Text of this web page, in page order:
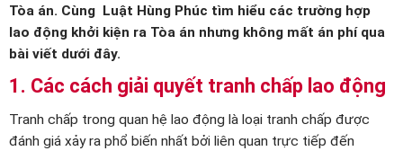
Tòa án. Cùng Luật Hùng Phúc tìm hiểu các trường hợp
lao động khởi kiện ra Tòa án nhưng không mất án phí qua
bài viết dưới đây.
1. Các cách giải quyết tranh chấp lao động
Tranh chấp trong quan hệ lao động là loại tranh chấp được
đánh giá xảy ra phổ biến nhất bởi liên quan trực tiếp đến